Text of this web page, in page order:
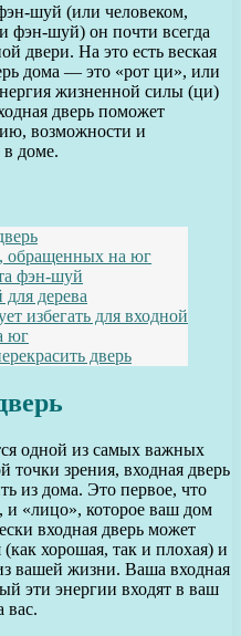
шуй (или человеком,
фэн-шуй) он почти всегда
двери. На это есть веская
дома — это «рот ци», или
жизненной силы (ци)
дверь поможет
возможности и
доме.
обращенных на юг
фэн-шуй
дерева
избегать для входной
юг
дверь
одной из самых важных
точки зрения, входная дверь
из дома. Это первое, что
и «лицо», которое ваш дом
входная дверь может
(как хорошая, так и плохая) и
вашей жизни. Ваша входная
эти энергии входят в ваш
вас.